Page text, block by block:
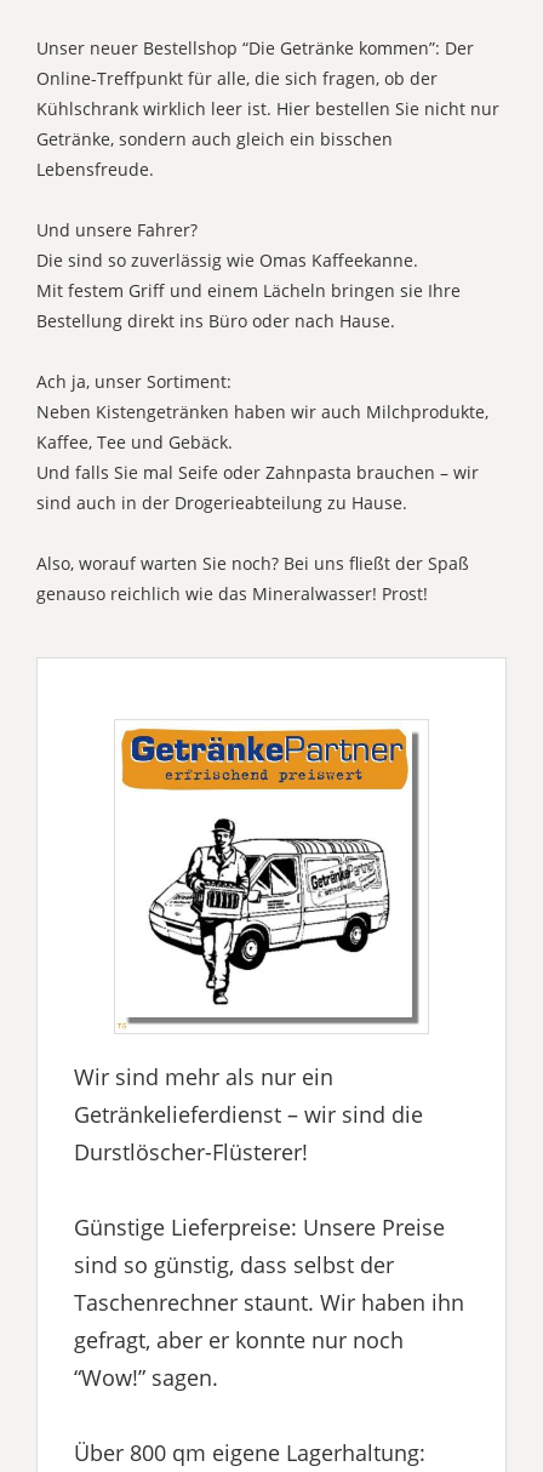
Unser neuer Bestellshop “Die Getränke kommen”: Der
Online-Treffpunkt für alle, die sich fragen, ob der
Kühlschrank wirklich leer ist. Hier bestellen Sie nicht nur
Getränke, sondern auch gleich ein bisschen
Lebensfreude.
Und unsere Fahrer?
Die sind so zuverlässig wie Omas Kaffeekanne.
Mit festem Griff und einem Lächeln bringen sie Ihre
Bestellung direkt ins Büro oder nach Hause.
Ach ja, unser Sortiment:
Neben Kistengetränken haben wir auch Milchprodukte,
Kaffee, Tee und Gebäck.
Und falls Sie mal Seife oder Zahnpasta brauchen – wir
sind auch in der Drogerieabteilung zu Hause.
Also, worauf warten Sie noch? Bei uns fließt der Spaß
genauso reichlich wie das Mineralwasser! Prost!
Wir sind mehr als nur ein
Getränkelieferdienst – wir sind die
Durstlöscher-Flüsterer!
Günstige Lieferpreise: Unsere Preise
sind so günstig, dass selbst der
Taschenrechner staunt. Wir haben ihn
gefragt, aber er konnte nur noch
“Wow!” sagen.
Über 800 qm eigene Lagerhaltung: